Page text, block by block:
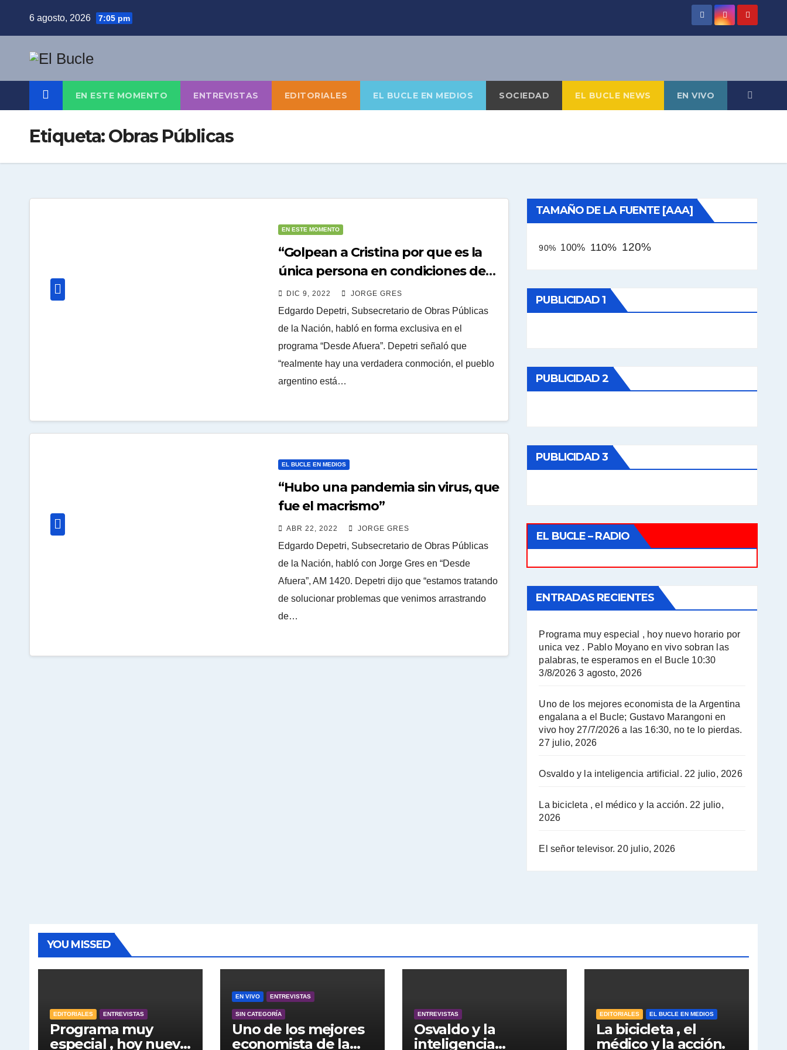
6 agosto, 2026 7:05 pm
EN ESTE MOMENTO ENTREVISTAS EDITORIALES EL BUCLE EN MEDIOS SOCIEDAD EL BUCLE NEWS EN VIVO
Etiqueta:Obras Públicas
EN ESTE MOMENTO
“Golpean a Cristina por que es la
única persona en condiciones de
construir la victoria en el 2023”
DIC 9, 2022 JORGE GRES
Edgardo Depetri, Subsecretario de Obras Públicas
de la Nación, habló en forma exclusiva en el
programa “Desde Afuera”. Depetri señaló que
“realmente hay una verdadera conmoción, el pueblo
argentino está…
EL BUCLE EN MEDIOS
“Hubo una pandemia sin virus, que
fue el macrismo”
ABR 22, 2022 JORGE GRES
Edgardo Depetri, Subsecretario de Obras Públicas
de la Nación, habló con Jorge Gres en “Desde
Afuera”, AM 1420. Depetri dijo que “estamos tratando
de solucionar problemas que venimos arrastrando
de…
TAMAÑO DE LA FUENTE [AAA]
90% 100% 110% 120%
PUBLICIDAD 1
PUBLICIDAD 2
PUBLICIDAD 3
EL BUCLE – RADIO
ENTRADAS RECIENTES
Programa muy especial , hoy nuevo horario por
unica vez . Pablo Moyano en vivo sobran las
palabras, te esperamos en el Bucle 10:30
3/8/2026 3 agosto, 2026
Uno de los mejores economista de la Argentina
engalana a el Bucle; Gustavo Marangoni en
vivo hoy 27/7/2026 a las 16:30, no te lo pierdas.
27 julio, 2026
Osvaldo y la inteligencia artificial. 22 julio, 2026
La bicicleta , el médico y la acción. 22 julio,
2026
El señor televisor. 20 julio, 2026
YOU MISSED
EDITORIALES ENTREVISTAS
Programa muy
especial , hoy nuevo
EN VIVO ENTREVISTAS
SIN CATEGORÍA
Uno de los mejores
economista de la
ENTREVISTAS
Osvaldo y la
inteligencia
EDITORIALES EL BUCLE EN MEDIOS
La bicicleta , el
médico y la acción.